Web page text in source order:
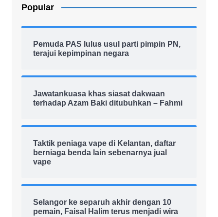
Popular
Pemuda PAS lulus usul parti pimpin PN,
terajui kepimpinan negara
Jawatankuasa khas siasat dakwaan
terhadap Azam Baki ditubuhkan – Fahmi
Taktik peniaga vape di Kelantan, daftar
berniaga benda lain sebenarnya jual
vape
Selangor ke separuh akhir dengan 10
pemain, Faisal Halim terus menjadi wira